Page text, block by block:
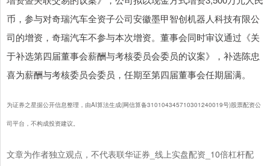
币，参与对奇瑞汽车全资子公司安徽墨甲智创机器人科技有限公
司的增资，奇瑞汽车不参与本次增资。董事会同时审议通过《关
于补选第四届董事会薪酬与考核委员会委员的议案》，补选陈忠
喜为薪酬与考核委员会委员，任期至第四届董事会任期届满。
为证券之星据公开信息整理，由AI算法生成(网信算备310104345710301240019号)股票配资公
司平台，不构成投资建议。
文章为作者独立观点，不代表联华证券_线上实盘配资_10倍杠杆配